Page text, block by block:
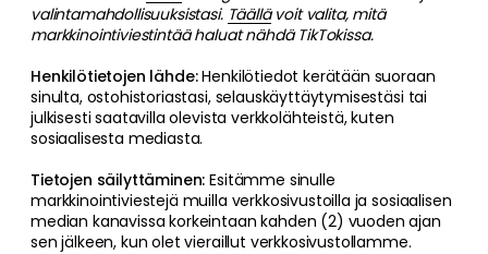
valintamahdollisuuksistasi. Täällävoit valita, mitä
markkinointiviestintää haluat nähdä TikTokissa.
Henkilötietojen lähde:Henkilötiedot kerätään suoraan
sinulta, ostohistoriastasi, selauskäyttäytymisestäsi tai
julkisesti saatavilla olevista verkkolähteistä, kuten
sosiaalisesta mediasta.
Tietojen säilyttäminen: Esitämme sinulle
markkinointiviestejä muilla verkkosivustoilla ja sosiaalisen
median kanavissa korkeintaan kahden (2) vuoden ajan
sen jälkeen, kun olet vieraillut verkkosivustollamme.